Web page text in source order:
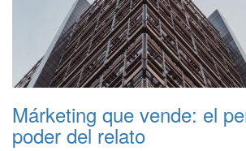
Márketing que vende: el
poder del relato